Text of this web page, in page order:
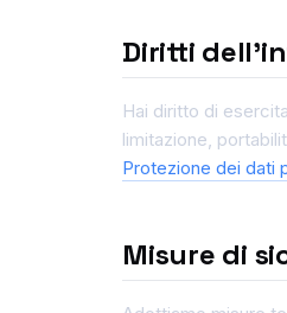
Diritti
Hai diritto di
limitazione,
Protezione dei dati
Misure di